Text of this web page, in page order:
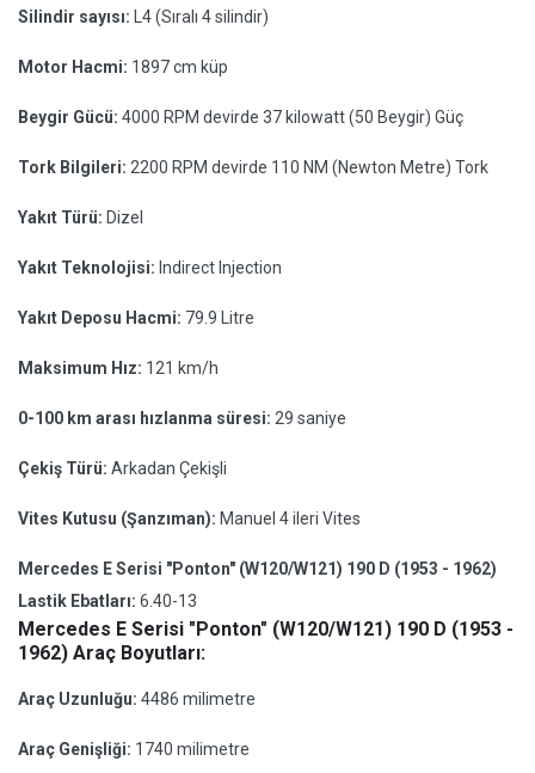
Silindir sayısı: L4 (Sıralı 4 silindir)
Motor Hacmi: 1897 cm küp
Beygir Gücü: 4000 RPM devirde 37 kilowatt (50 Beygir) Güç
Tork Bilgileri: 2200 RPM devirde 110 NM (Newton Metre) Tork
Yakıt Türü: Dizel
Yakıt Teknolojisi: Indirect Injection
Yakıt Deposu Hacmi: 79.9 Litre
Maksimum Hız: 121 km/h
0-100 km arası hızlanma süresi: 29 saniye
Çekiş Türü: Arkadan Çekişli
Vites Kutusu (Şanzıman): Manuel 4 ileri Vites
Mercedes E Serisi "Ponton" (W120/W121) 190 D (1953 - 1962)
Lastik Ebatları: 6.40-13
Mercedes E Serisi "Ponton" (W120/W121) 190 D (1953 -
1962) Araç Boyutları:
Araç Uzunluğu: 4486 milimetre
Araç Genişliği: 1740 milimetre